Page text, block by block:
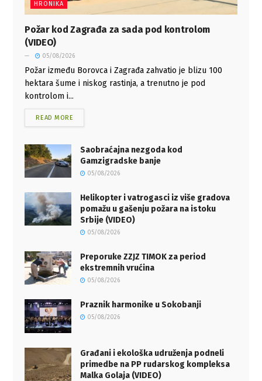
HRONIKA
Požar kod Zagrađa za sada pod kontrolom
(VIDEO)
05/08/2026
Požar između Borovca i Zagrađa zahvatio je blizu 100
hektara šume i niskog rastinja, a trenutno je pod
kontrolom i...
READ MORE
Saobraćajna nezgoda kod
Gamzigradske banje
05/08/2026
Helikopter i vatrogasci iz više gradova
pomažu u gašenju požara na istoku
Srbije (VIDEO)
05/08/2026
Preporuke ZZJZ TIMOK za period
ekstremnih vrućina
05/08/2026
Praznik harmonike u Sokobanji
05/08/2026
Građani i ekološka udruženja podneli
primedbe na PP rudarskog kompleksa
Malka Golaja (VIDEO)